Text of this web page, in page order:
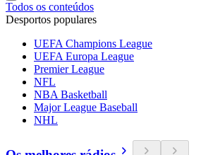
Todos os conteúdos
Desportos populares
UEFA Champions League
UEFA Europa League
Premier League
NFL
NBA Basketball
Major League Baseball
NHL